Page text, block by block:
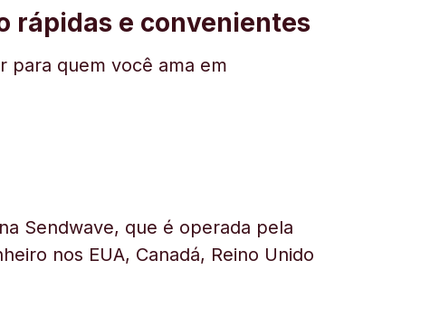
rápidas e convenientes
para quem você ama em
Sendwave, que é operada pela
nos EUA, Canadá, Reino Unido